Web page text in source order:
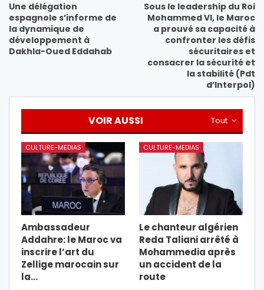
Une délégation
espagnole s’informe de
la dynamique de
développement à
Dakhla-Oued Eddahab
Sous le leadership du Roi
Mohammed VI, le Maroc
a prouvé sa capacité à
confronter les défis
sécuritaires et
consacrer la sécurité et
la stabilité (Pdt
d’Interpol)
Tout
VOIR AUSSI
CULTURE-MEDIAS
Ambassadeur
Addahre: le Maroc va
inscrire l’art du
Zellige marocain sur
la…
CULTURE-MEDIAS
Le chanteur algérien
Reda Taliani arrêté à
Mohammedia après
un accident de la
route